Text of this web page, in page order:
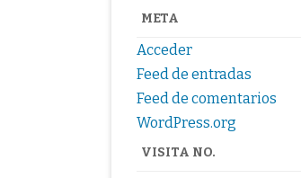
META
Acceder
Feed de entradas
Feed de comentarios
WordPress.org
VISITA NO.